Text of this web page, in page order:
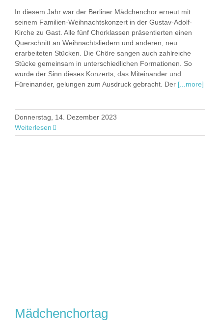
In diesem Jahr war der Berliner Mädchenchor erneut mit
seinem Familien-Weihnachtskonzert in der Gustav-Adolf-
Kirche zu Gast. Alle fünf Chorklassen präsentierten einen
Querschnitt an Weihnachtsliedern und anderen, neu
erarbeiteten Stücken. Die Chöre sangen auch zahlreiche
Stücke gemeinsam in unterschiedlichen Formationen. So
wurde der Sinn dieses Konzerts, das Miteinander und
Füreinander, gelungen zum Ausdruck gebracht. Der [...more]
Donnerstag, 14. Dezember 2023
Weiterlesen
Mädchenchortag